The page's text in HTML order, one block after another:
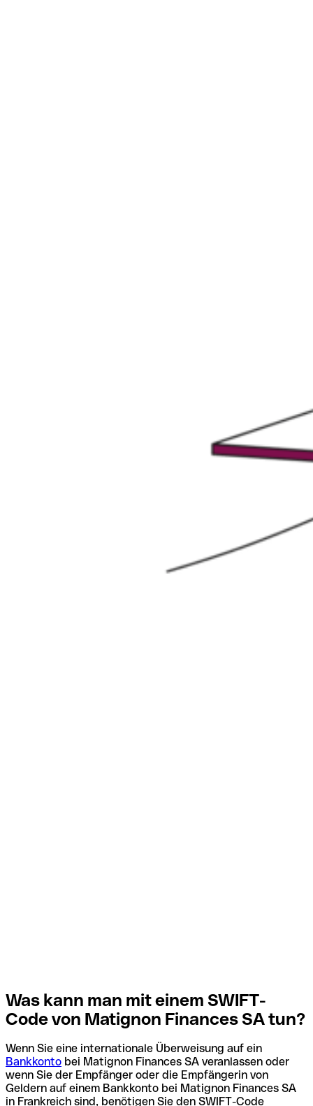
Was kann man mit einem SWIFT-
Code von Matignon Finances SA tun?
Wenn Sie eine internationale Überweisung auf ein
Bankkonto bei Matignon Finances SA veranlassen oder
wenn Sie der Empfänger oder die Empfängerin von
Geldern auf einem Bankkonto bei Matignon Finances SA
in Frankreich sind, benötigen Sie den SWIFT-Code